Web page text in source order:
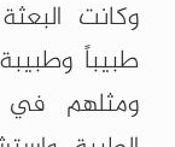
طبيباً
ومثلهم